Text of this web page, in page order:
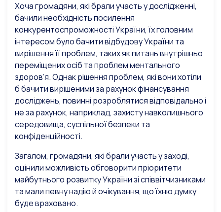
Хоча громадяни, які брали участь у дослідженні,
бачили необхідність посилення
конкурентоспроможності України, їх головним
інтересом було бачити відбудову України та
вирішення її проблем, таких як питань внутрішньо
переміщених осіб та проблем ментального
здоров’я. Однак рішення проблем, які вони хотіли
б бачити вирішеними за рахунок фінансування
досліджень, повинні розроблятися відповідально і
не за рахунок, наприклад, захисту навколишнього
середовища, суспільної безпеки та
конфіденційності.
Загалом, громадяни, які брали участь у заході,
оцінили можливість обговорити пріоритети
майбутнього розвитку України зі співвітчизниками
та мали певну надію й очікування, що їхню думку
буде враховано.